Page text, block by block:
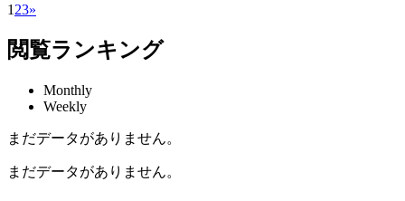
1 23»
閲覧ランキング
Monthly
Weekly
まだデータがありません。
まだデータがありません。